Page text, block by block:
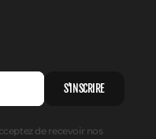
S'INSCRIRE
de recevoir nos